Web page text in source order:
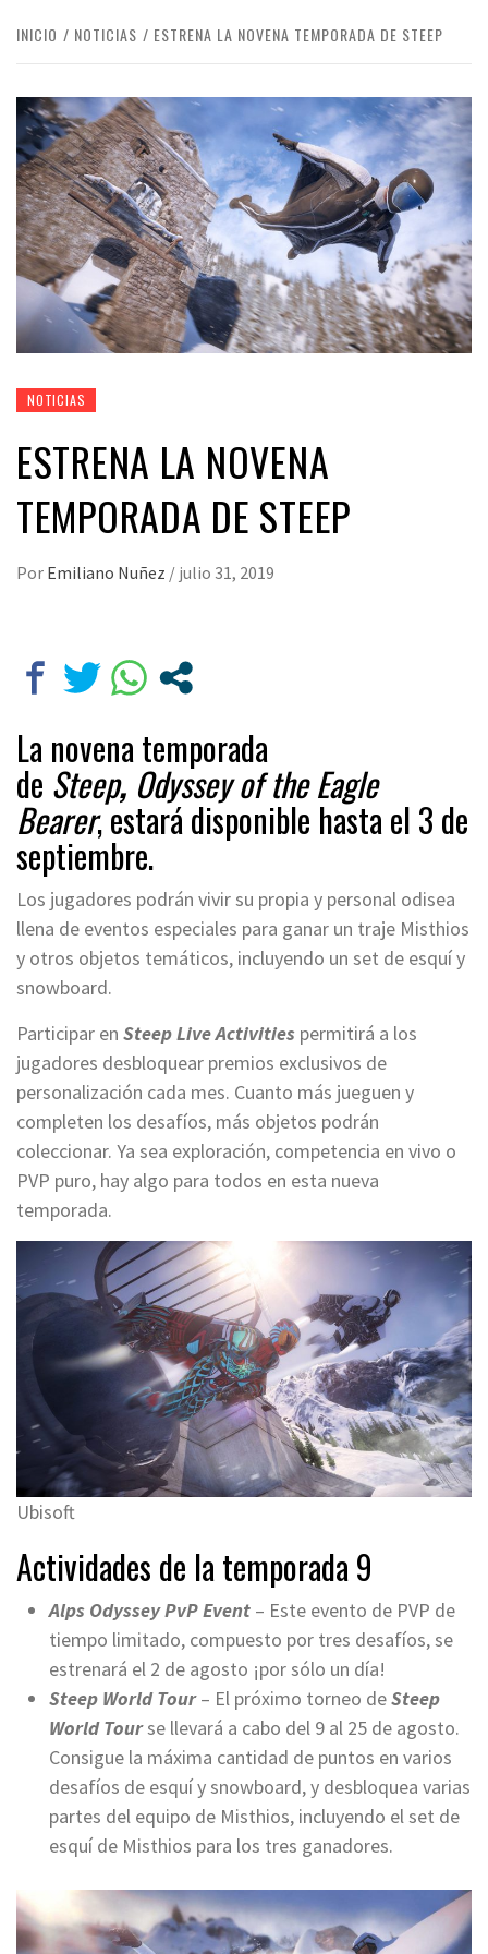
INICIO NOTICIAS ESTRENA LA NOVENA TEMPORADA DE STEEP
NOTICIAS
ESTRENA LA NOVENA
TEMPORADA DE STEEP
Por Emiliano Nuñez / julio 31, 2019
La novena temporada
de Steep, Odyssey of the Eagle
Bearer, estará disponible hasta el 3 de
septiembre.
Los jugadores podrán vivir su propia y personal odisea
llena de eventos especiales para ganar un traje Misthios
y otros objetos temáticos, incluyendo un set de esquí y
snowboard.
Participar en Steep Live Activities permitirá a los
jugadores desbloquear premios exclusivos de
personalización cada mes. Cuanto más jueguen y
completen los desafíos, más objetos podrán
coleccionar. Ya sea exploración, competencia en vivo o
PVP puro, hay algo para todos en esta nueva
temporada.
Ubisoft
Actividades de la temporada 9
Alps Odyssey PvP Event – Este evento de PVP de
tiempo limitado, compuesto por tres desafíos, se
estrenará el 2 de agosto ¡por sólo un día!
Steep World Tour– El próximo torneo deSteep
World Tourse llevará a cabo del 9 al 25 de agosto.
Consigue la máxima cantidad de puntos en varios
desafíos de esquí y snowboard, y desbloquea varias
partes del equipo de Misthios, incluyendo el set de
esquí de Misthios para los tres ganadores.